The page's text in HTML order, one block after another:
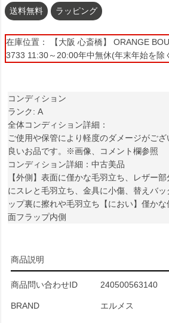
送料無料 ラッピング
在庫位置： 【大阪 心斎橋】 ORANGE
3733 11:30～20:00年中無休(年末年始を除
コンディション
ランク: A
全体コンディション詳細：
ご使用や保管により軽度のダメージがご
良いお品です。※画像、コメント欄参照
コンディション詳細：中古美品
【外側】表面に僅かな毛羽立ち、レザー
にスレと毛羽立ち、金具に小傷、替えバ
ップ裏に擦れや毛羽立ち【におい】僅か
面フラップ内側
商品説明
商品問い合わせID 240500563140
BRAND エルメス